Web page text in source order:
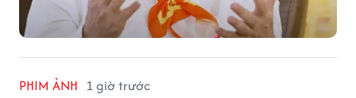
PHIM ẢNH 1 giờ trước